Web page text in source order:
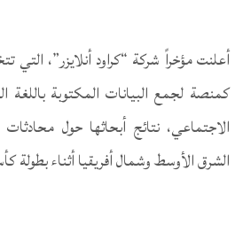
أعلنت مؤخراً شركة “كراود أنلايزر”،
كمنصة لجمع البيانات المكتوبة باللغة
الاجتماعي، نتائج أبحاثها حول
الشرق الأوسط وشمال أفريقيا أثناء بطولة كأس